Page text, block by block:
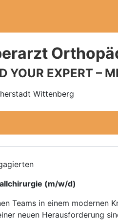
YOUR EXPERT –
Wittenberg
(m/w/d)
Teams in einem modernen
neuen Herausforderung